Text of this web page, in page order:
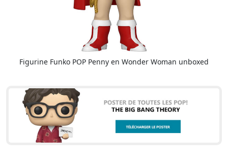
Figurine Funko POP Penny en Wonder Woman unboxed